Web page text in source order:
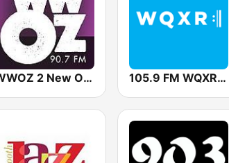
WWOZ 2 New Orleans 90.7 FM 105.9 FM WQXR & WQXW